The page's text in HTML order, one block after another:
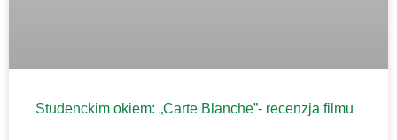
Studenckim okiem: „Carte Blanche”- recenzja filmu